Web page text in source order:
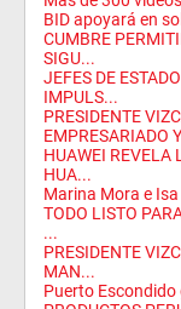
BID apoyará en
CUMBRE
SIGU...
JEFES DE
IMPULS...
PRESIDENTE
EMPRESARIADO
HUAWEI REVELA
HUA...
Marina Mora e
TODO LISTO
...
PRESIDENTE
MAN...
Puerto Escondido